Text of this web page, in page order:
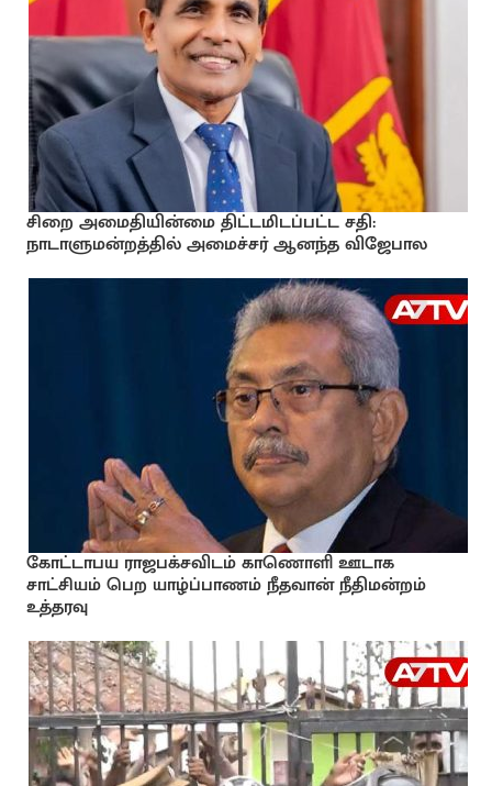
சிறை அமைதியின்மை திட்டமிடப்பட்ட சதி:
நாடாளுமன்றத்தில் அமைச்சர் ஆனந்த விஜேபால
கோட்டாபய ராஜபக்சவிடம் காணொளி ஊடாக
சாட்சியம் பெற யாழ்ப்பாணம் நீதவான் நீதிமன்றம்
உத்தரவு